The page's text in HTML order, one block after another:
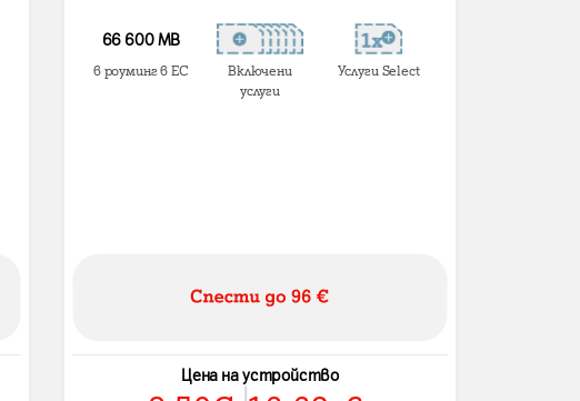
66 600 MB
в роуминг в ЕС
Включени
услуги
Услуги Select
Цена на устройство